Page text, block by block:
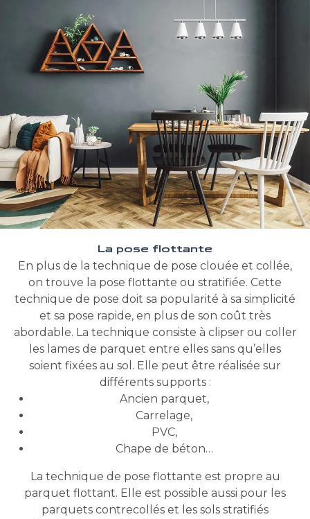
La pose flottante
En plus de la technique de pose clouée et collée,
on trouve la pose flottante ou stratifiée. Cette
technique de pose doit sa popularité à sa simplicité
et sa pose rapide, en plus de son coût très
abordable. La technique consiste à clipser ou coller
les lames de parquet entre elles sans qu’elles
soient fixées au sol. Elle peut être réalisée sur
différents supports :
Ancien parquet,
Carrelage,
PVC,
Chape de béton…
La technique de pose flottante est propre au
parquet flottant. Elle est possible aussi pour les
parquets contrecollés et les sols stratifiés